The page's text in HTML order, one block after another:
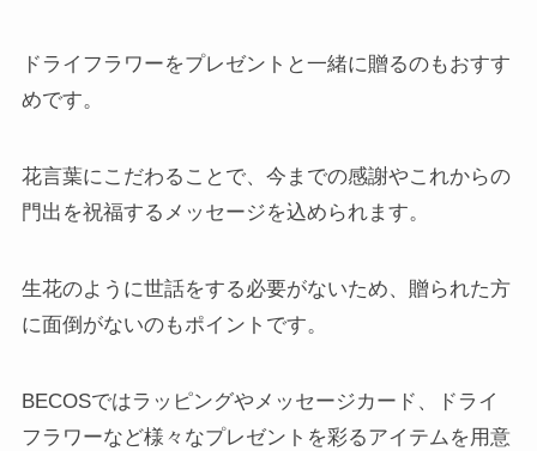
ドライフラワーをプレゼントと一緒に贈るのもおすす
めです。
花言葉にこだわることで、今までの感謝やこれからの
門出を祝福するメッセージを込められます。
生花のように世話をする必要がないため、贈られた方
に面倒がないのもポイントです。
BECOSではラッピングやメッセージカード、ドライ
フラワーなど様々なプレゼントを彩るアイテムを用意